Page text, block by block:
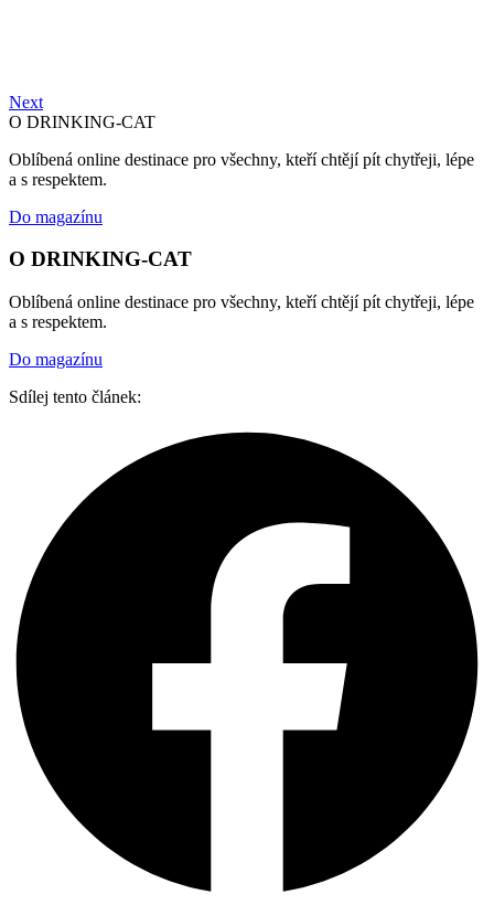
Next
O DRINKING-CAT
Oblíbená online destinace pro všechny, kteří chtějí pít chytřeji, lépe
a s respektem.
Do magazínu
O DRINKING-CAT
Oblíbená online destinace pro všechny, kteří chtějí pít chytřeji, lépe
a s respektem.
Do magazínu
Sdílej tento článek: